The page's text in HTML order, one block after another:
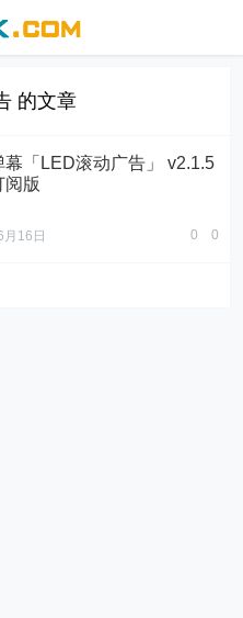
的文章
幕「LED滚动广告」 v2.1.5
阅版
月16日 0 0